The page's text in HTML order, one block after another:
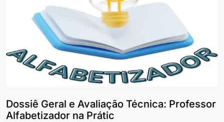
Dossiê Geral e Avaliação Técnica: Professor
Alfabetizador na Prátic